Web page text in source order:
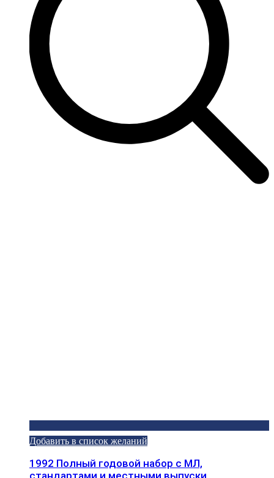
Добавить в список желаний
1992 Полный годовой набор с МЛ,
стандартами и местными выпуски